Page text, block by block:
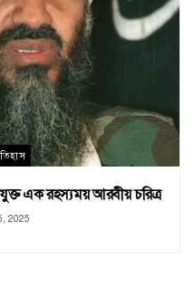
এক রহস্যময় আরবীয় চরিত্র
2025